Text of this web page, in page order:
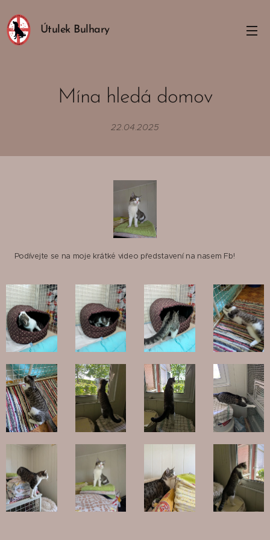
Útulek Bulhary
Mína hledá domov
22.04.2025
Podívejte se na moje krátké video představení na nasem Fb! 🙏🏻😊